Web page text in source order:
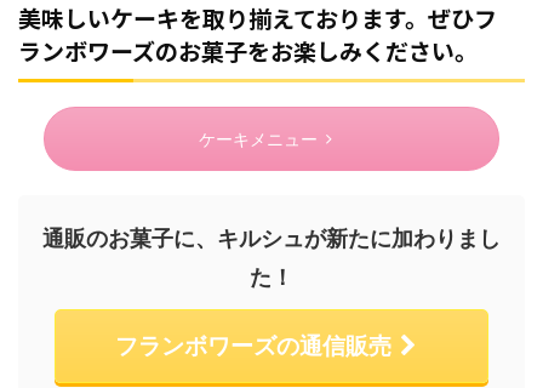
美味しいケーキを取り揃えております。ぜひフ
ランボワーズのお菓子をお楽しみください。
ケーキメニュー
通販のお菓子に、キルシュが新たに加わりまし
た！
フランボワーズの通信販売